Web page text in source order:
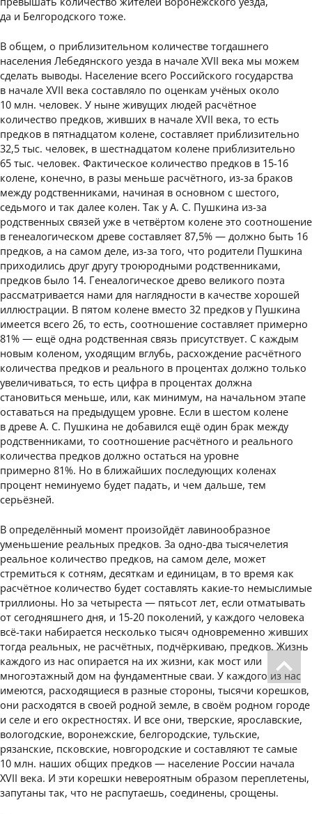
да и Белгородского тоже.
В общем, о приблизительном количестве тогдашнего
населения Лебедянского уезда в начале XVII века мы можем
сделать выводы. Население всего Российского государства
в начале XVII века составляло по оценкам учёных около
10 млн. человек. У ныне живущих людей расчётное
количество предков, живших в начале XVII века, то есть
предков в пятнадцатом колене, составляет приблизительно
32,5 тыс. человек, в шестнадцатом колене приблизительно
65 тыс. человек. Фактическое количество предков в 15-16
колене, конечно, в разы меньше расчётного, из-за браков
между родственниками, начиная в основном с шестого,
седьмого и так далее колен. Так у А. С. Пушкина из-за
родственных связей уже в четвёртом колене это соотношение
в генеалогическом древе составляет 87,5% — должно быть 16
предков, а на самом деле, из-за того, что родители Пушкина
приходились друг другу троюродными родственниками,
предков было 14. Генеалогическое древо великого поэта
рассматривается нами для наглядности в качестве хорошей
иллюстрации. В пятом колене вместо 32 предков у Пушкина
имеется всего 26, то есть, соотношение составляет примерно
81% — ещё одна родственная связь присутствует. С каждым
новым коленом, уходящим вглубь, расхождение расчётного
количества предков и реального в процентах должно только
увеличиваться, то есть цифра в процентах должна
становиться меньше, или, как минимум, на начальном этапе
оставаться на предыдущем уровне. Если в шестом колене
в древе А. С. Пушкина не добавился ещё один брак между
родственниками, то соотношение расчётного и реального
количества предков должно остаться на уровне
примерно 81%. Но в ближайших последующих коленах
процент неминуемо будет падать, и чем дальше, тем
серьёзней.
В определённый момент произойдёт лавинообразное
уменьшение реальных предков. За одно-два тысячелетия
реальное количество предков, на самом деле, может
стремиться к сотням, десяткам и единицам, в то время как
расчётное количество будет составлять какие-то немыслимые
триллионы. Но за четыреста — пятьсот лет, если отматывать
от сегодняшнего дня, и 15-20 поколений, у каждого человека
всё-таки набирается несколько тысяч одновременно живших
тогда реальных, не расчётных, подчёркиваю, предков. Жизнь
каждого из нас опирается на их жизни, как мост или
многоэтажный дом на фундаментные сваи. У каждого из нас
имеются, расходящиеся в разные стороны, тысячи корешков,
они расходятся в своей родной земле, в своём родном городе
и селе и его окрестностях. И все они, тверские, ярославские,
вологодские, воронежские, белгородские, тульские,
рязанские, псковские, новгородские и составляют те самые
10 млн. наших общих предков — население России начала
XVII века. И эти корешки невероятным образом переплетены,
запутаны так, что не распутаешь, соединены, срощены.